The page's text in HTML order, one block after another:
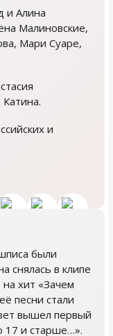
и Алина
Малиновские,
Мари Суаре,
и
были
снялась в клипе
хит «Зачем
песни стали
вышел первый
17 и старше…».